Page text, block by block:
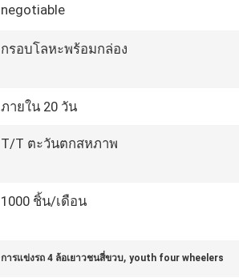
negotiable
กรอบโลหะพร้อมกล่อง
ภายใน 20 วัน
T/T ตะวันตกสหภาพ
1000 ชิ้น/เดือน
การแข่งรถ 4 ล้อเยาวชนสี่ขวบ,youth four wheelers